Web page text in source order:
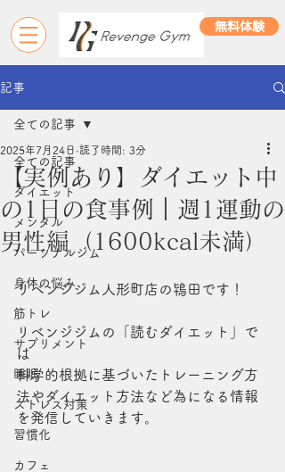
無料体験
記事
全ての記事
ダイエット
メンタル
パーソナルジム
身体の悩み
筋トレ
サプリメント
睡眠
ストレス対策
習慣化
カフェ
全ての記事
【実例あり】ダイエット中
の1日の食事例｜週1運動の
男性編（1600kcal未満）
2025年7月24日 読了時間: 3分
リベンジジム人形町店の鴇田です！
リベンジジムの「読むダイエット」で
は
科学的根拠に基づいたトレーニング方
法やダイエット方法など為になる情報
を発信していきます。